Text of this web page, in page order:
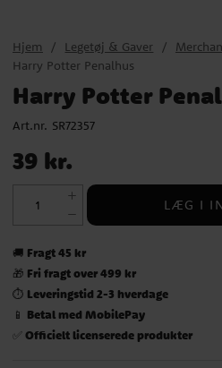
Hjem Legetøj & Gaver
Harry Potter Penalhus
Harry Potter
Art.nr. SR72357
Pris: 39 kr.
39 kr.
LÆG I
🚚 Fragt 45 kr
🎁 Fri fragt over 499 kr
⏱️ Leveringstid 2-3 hverdage
📱 Betal med MobilePay
✅ Officielt licenserede produkter